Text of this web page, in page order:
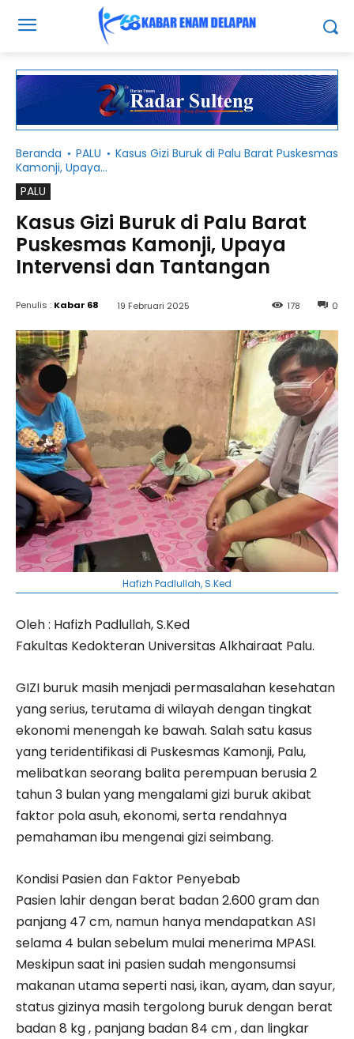
Beranda PALU
Kasus Gizi Buruk di Palu Barat Puskesmas
Kamonji, Upaya...
PALU
Kasus Gizi Buruk di Palu Barat
Puskesmas Kamonji, Upaya
Intervensi dan Tantangan
Penulis : Kabar 68 19 Februari 2025 0
178
Hafizh Padlullah, S.Ked
Oleh : Hafizh Padlullah, S.Ked
Fakultas Kedokteran Universitas Alkhairaat Palu.
GIZI buruk masih menjadi permasalahan kesehatan
yang serius, terutama di wilayah dengan tingkat
ekonomi menengah ke bawah. Salah satu kasus
yang teridentifikasi di Puskesmas Kamonji, Palu,
melibatkan seorang balita perempuan berusia 2
tahun 3 bulan yang mengalami gizi buruk akibat
faktor pola asuh, ekonomi, serta rendahnya
pemahaman ibu mengenai gizi seimbang.
Kondisi Pasien dan Faktor Penyebab
Pasien lahir dengan berat badan 2.600 gram dan
panjang 47 cm, namun hanya mendapatkan ASI
selama 4 bulan sebelum mulai menerima MPASI.
Meskipun saat ini pasien sudah mengonsumsi
makanan utama seperti nasi, ikan, ayam, dan sayur,
status gizinya masih tergolong buruk dengan berat
badan 8 kg , panjang badan 84 cm , dan lingkar